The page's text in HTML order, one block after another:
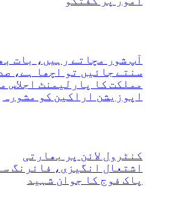
آپ شور مچاتے رہیں، بات
سنتے جائیں تو اچھا ہے،
مملکت کا پارلیمنٹ اجلاس
اپوزیشن اراکین کو مشورہ
کنٹرول لائن پر بھارتی
اشتعال انگیزی، فائرنگ
پاک فوج کا جوان شہید